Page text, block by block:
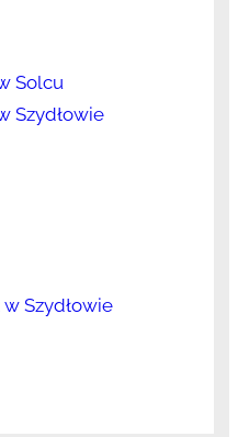
Solcu
Szydłowie
w Szydłowie